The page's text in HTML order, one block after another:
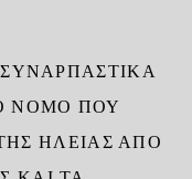
ΝΟΜΌ ΠΟΥ
ΗΛΕΊΑΣ ΑΠΌ